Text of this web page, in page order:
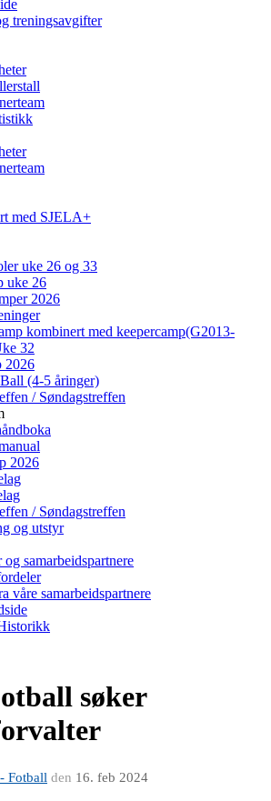
treningsavgifter
med SJELA+
uke 26 og 33
uke 26
2026
kombinert med keepercamp(G2013-
32
2026
(4-5 åringer)
/ Søndagstreffen
2026
/ Søndagstreffen
og utstyr
og samarbeidspartnere
våre samarbeidspartnere
søker
Fotball den 16. feb 2024